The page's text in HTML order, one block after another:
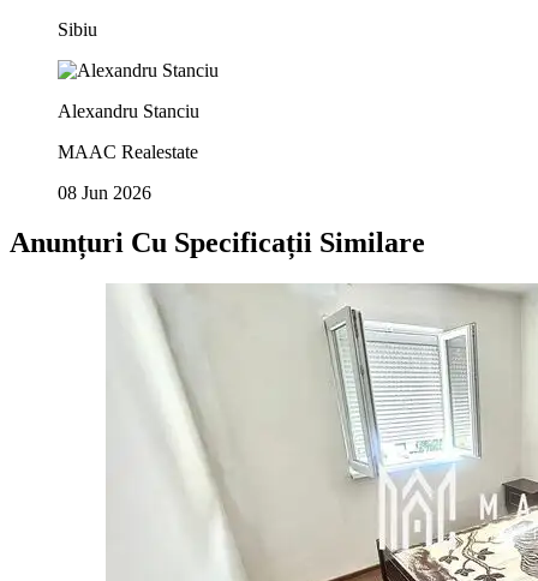
Sibiu
Alexandru Stanciu
MAAC Realestate
08 Jun 2026
Anunțuri Cu Specificații Similare